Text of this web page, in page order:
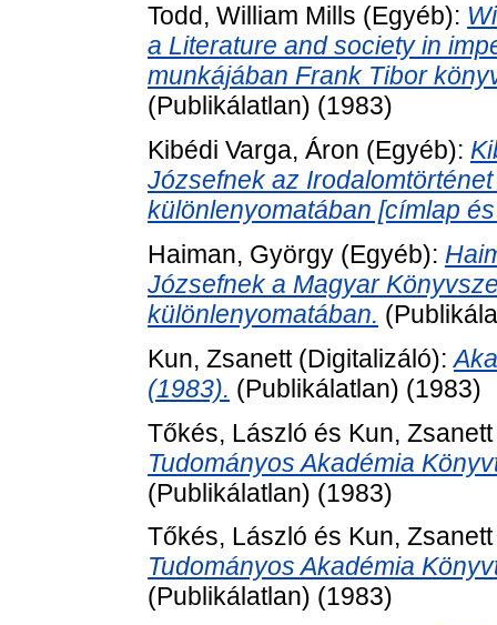
Todd, William Mills (Egyéb):
a Literature and society in
munkájában Frank Tibor
(Publikálatlan) (1983)
Kibédi Varga, Áron (Egyéb):
Józsefnek az
különlenyomatában [címlap
Haiman, György (Egyéb):
Józsefnek a Magyar
különlenyomatában.
Kun, Zsanett(Digitalizáló):
(1983). (Publikálatlan) (1983)
Tőkés, László és Kun, Zsanett
Tudományos Akadémia
(Publikálatlan) (1983)
Tőkés, László és Kun, Zsanett
Tudományos Akadémia
(Publikálatlan) (1983)